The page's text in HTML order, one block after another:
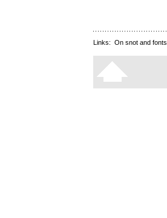
Links: On snot and fonts